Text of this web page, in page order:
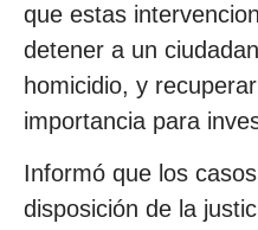
que estas
detener a un
homicidio, y
importancia para
Informó que los
disposición de la